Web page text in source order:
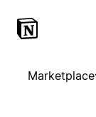
Marketplace